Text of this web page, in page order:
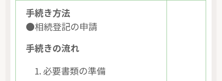
手続き方法
●相続登記の申請
手続きの流れ
必要書類の準備